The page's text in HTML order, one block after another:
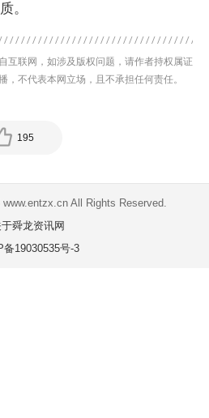
。
互联网，如涉及版权问题，请作者持权属证
，不代表本网立场，且不承担任何责任。
195
All Rights Reserved.
于舜龙资讯网
备19030535号-3